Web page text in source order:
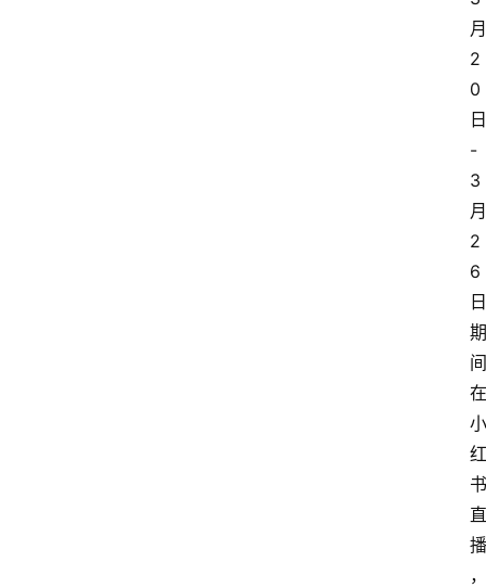
月
2
0
日
-
3
月
2
6
日
期
间
在
小
红
书
直
播
，